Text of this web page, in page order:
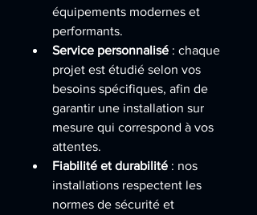
équipements modernes et
performants.
Service personnalisé : chaque
projet est étudié selon vos
besoins spécifiques, afin de
garantir une installation sur
mesure qui correspond à vos
attentes.
Fiabilité et durabilité : nos
installations respectent les
normes de sécurité et